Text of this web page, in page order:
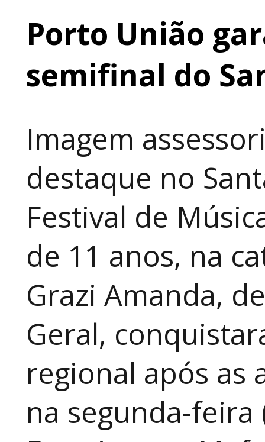
Porto União
semifinal do
Imagem
destaque no
Festival de
de 11 anos, na
Grazi Amanda,
Geral,
regional após as
na segunda-feira